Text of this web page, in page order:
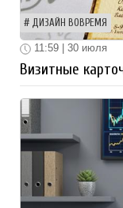
ДИЗАЙН ВОВРЕМЯ
11:59 | 30 июля
Визитные